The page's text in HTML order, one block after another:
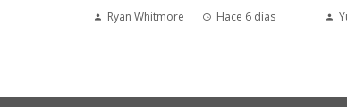
Ryan Whitmore Hace 6 días